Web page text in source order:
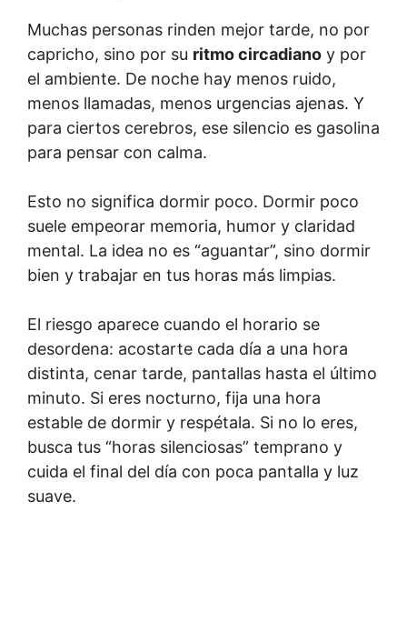
Muchas personas rinden mejor tarde, no por
capricho, sino por su ritmo circadiano y por
el ambiente. De noche hay menos ruido,
menos llamadas, menos urgencias ajenas. Y
para ciertos cerebros, ese silencio es gasolina
para pensar con calma.
Esto no significa dormir poco. Dormir poco
suele empeorar memoria, humor y claridad
mental. La idea no es “aguantar”, sino dormir
bien y trabajar en tus horas más limpias.
El riesgo aparece cuando el horario se
desordena: acostarte cada día a una hora
distinta, cenar tarde, pantallas hasta el último
minuto. Si eres nocturno, fija una hora
estable de dormir y respétala. Si no lo eres,
busca tus “horas silenciosas” temprano y
cuida el final del día con poca pantalla y luz
suave.